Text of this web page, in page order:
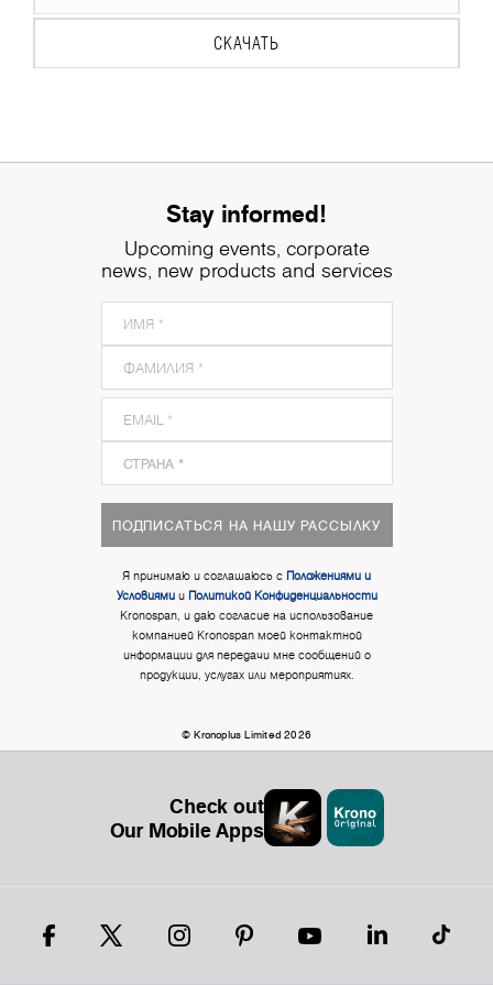
СКАЧАТЬ
Stay informed!
Upcoming events, corporate
news, new products and services
ПОДПИСАТЬСЯ НА НАШУ РАССЫЛКУ
Я принимаю и соглашаюсь с Положениями и
Условиямии Политикой Конфиденциальности
Kronospan, и даю согласие на использование
компанией Kronospan моей контактной
информации для передачи мне сообщений о
продукции, услугах или мероприятиях.
© Kronoplus Limited 2026
Check out
Our Mobile Apps